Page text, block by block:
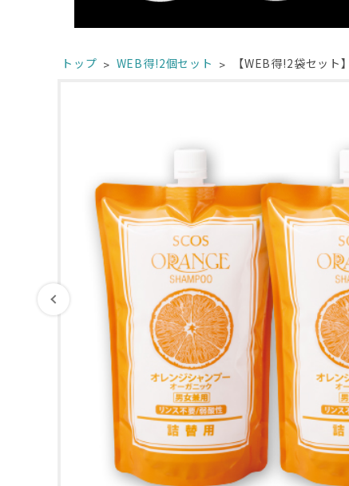
トップ WEB得!2個セット
【WEB得!2袋セッ